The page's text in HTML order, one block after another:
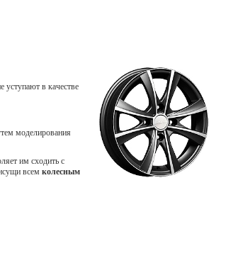
уступают в качестве
моделирования
им сходить с
всем колесным